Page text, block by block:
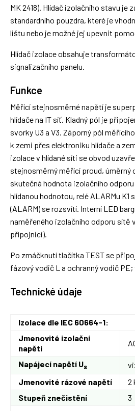
MK 2418). Hlídač izolačního stavu je
standardního pouzdra, které je
lištu nebo je možné jej upevnit
Hlídač izolace obsahuje
signalizačního panelu.
Funkce
Měřící stejnosměrné napětí je
hlídače na IT síť. Kladný pól je
svorky U3 a V3. Záporný pól
k zemi přes elektroniku hlídače a
izolace v hlídané síti se obvod
stejnosměrný měřící proud, úměrný
skutečná hodnota izolačního
hlídanou hodnotou, relé ALARMu K1
(ALARM) se rozsvítí. Interní LED
naměřeného izolačního odporu sítě
přípojnici).
Po zmáčknutí tlačítka TEST se
fázový vodič L a ochranný vodič
Technické údaje
Izolace dle IEC 60664-1:
Jmenovité izolační
napětí
Napájecí napětí Us
Jmenovité rázové napětí
2
Stupeň znečistění
3